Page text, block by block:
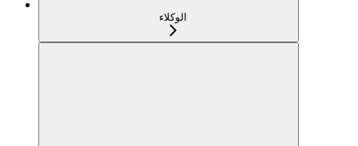
الوكلاء